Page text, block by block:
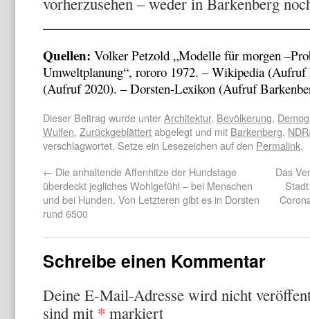
Quellen: Volker Petzold „Modelle für morgen
Umweltplanung“, rororo 1972. – Wikipedia
(Aufruf 2020). – Dorsten-Lexikon (Aufruf
Dieser Beitrag wurde unterArchitektur, Bevölkerung,
Wulfen, Zurückgeblättertabgelegt und mit Barkenberg,
verschlagwortet. Setze ein Lesezeichen auf den Permalink.
← Die anhaltende Affenhitze der Hundstage
überdeckt jegliches Wohlgefühl – bei Menschen
und bei Hunden. Von Letzteren gibt es in Dorsten
rund 6500
Das
Schreibe einen Kommentar
Deine E-Mail-Adresse wird nicht
sind mit * markiert